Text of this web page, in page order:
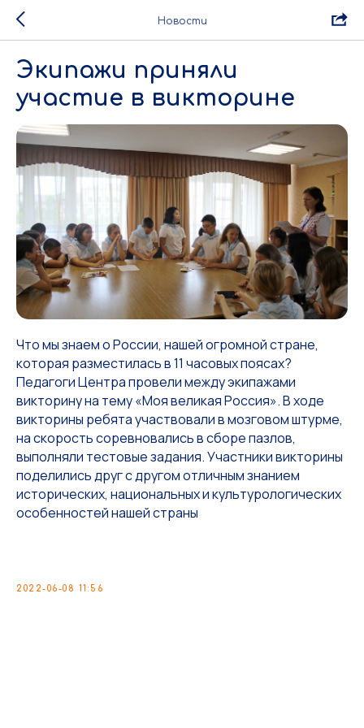
Новости
Экипажи приняли
участие в викторине
Что мы знаем о России, нашей огромной стране,
которая разместилась в 11 часовых поясах?
Педагоги Центра провели между экипажами
викторину на тему «Моя великая Россия». В ходе
викторины ребята участвовали в мозговом штурме,
на скорость соревновались в сборе пазлов,
выполняли тестовые задания. Участники викторины
поделились друг с другом отличным знанием
исторических, национальных и культурологических
особенностей нашей страны
2022-06-08 11:56